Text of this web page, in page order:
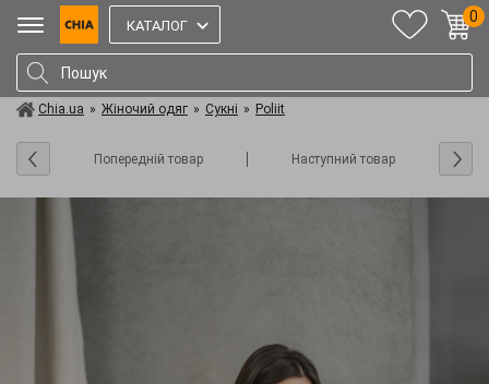
КАТАЛОГ
0
Chia.ua » Жіночий одяг » Сукні » Poliit
Попередній товар Наступний товар